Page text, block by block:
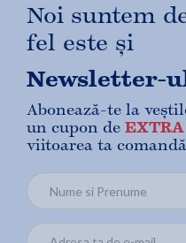
Noi suntem
fel este și
Newsletter-
Abonează-te la
un cupon de EXTRA
viitoarea ta